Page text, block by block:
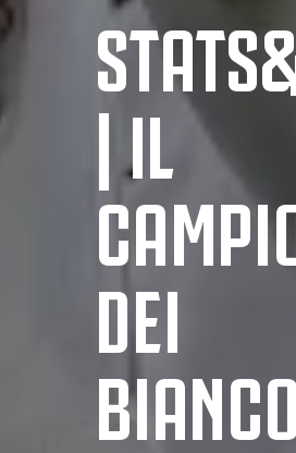
| IL
DEI